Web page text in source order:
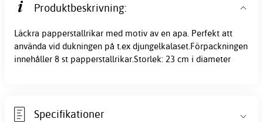
Produktbeskrivning:
Läckra papperstallrikar med motiv av en apa. Perfekt att
använda vid dukningen på t.ex djungelkalaset.Förpackningen
innehåller 8 st papperstallrikar.Storlek: 23 cm i diameter
Specifikationer